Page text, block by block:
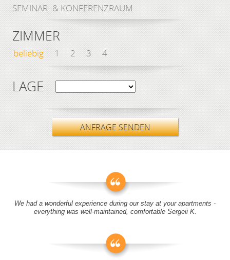
SEMINAR- & KONFERENZRAUM
ZIMMER
beliebig 1 2 3 4
LAGE
ANFRAGE SENDEN
We had a wonderful experience during our stay at your apartments -
everything was well-maintained, comfortable Sergeii K.